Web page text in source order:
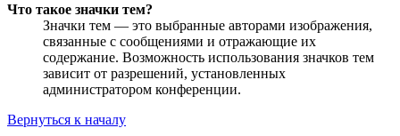
Что такое значки тем?
Значки тем — это выбранные авторами изображения,
связанные с сообщениями и отражающие их
содержание. Возможность использования значков тем
зависит от разрешений, установленных
администратором конференции.
Вернуться к началу